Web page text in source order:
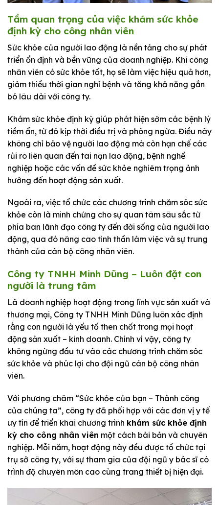
Tầm quan trọng của việc khám sức khỏe
định kỳ cho công nhân viên
Sức khỏe của người lao động là nền tảng cho sự phát
triển ổn định và bền vững của doanh nghiệp. Khi công
nhân viên có sức khỏe tốt, họ sẽ làm việc hiệu quả hơn,
giảm thiểu thời gian nghỉ bệnh và tăng khả năng gắn
bó lâu dài với công ty.
Khám sức khỏe định kỳ giúp phát hiện sớm các bệnh lý
tiềm ẩn, từ đó kịp thời điều trị và phòng ngừa. Điều này
không chỉ bảo vệ người lao động mà còn hạn chế các
rủi ro liên quan đến tai nạn lao động, bệnh nghề
nghiệp hoặc các vấn đề sức khỏe nghiêm trọng ảnh
hưởng đến hoạt động sản xuất.
Ngoài ra, việc tổ chức các chương trình chăm sóc sức
khỏe còn là minh chứng cho sự quan tâm sâu sắc từ
phía ban lãnh đạo công ty đến đời sống của người lao
động, qua đó nâng cao tinh thần làm việc và sự trung
thành của cán bộ công nhân viên.
Công ty TNHH Minh Dũng – Luôn đặt con
người là trung tâm
Là doanh nghiệp hoạt động trong lĩnh vực sản xuất và
thương mại, Công ty TNHH Minh Dũng luôn xác định
rằng con người là yếu tố then chốt trong mọi hoạt
động sản xuất – kinh doanh. Chính vì vậy, công ty
không ngừng đầu tư vào các chương trình chăm sóc
sức khỏe và phúc lợi cho đội ngũ cán bộ công nhân
viên.
Với phương châm “Sức khỏe của bạn – Thành công
của chúng ta”, công ty đã phối hợp với các đơn vị y tế
uy tín để triển khai chương trình khám sức khỏe định
kỳ cho công nhân viên một cách bài bản và chuyên
nghiệp. Mỗi năm, hoạt động này đều được tổ chức tại
trụ sở công ty, với sự tham gia của đội ngũ y bác sĩ có
trình độ chuyên môn cao cùng trang thiết bị hiện đại.